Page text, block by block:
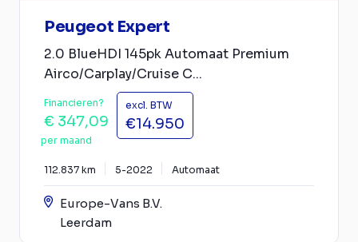
Peugeot Expert
2.0 BlueHDI 145pk Automaat Premium
Airco/Carplay/Cruise C...
Financieren?
€ 347,09
per maand
excl. BTW
€14.950
112.837 km 5-2022 Automaat
Europe-Vans B.V.
Leerdam